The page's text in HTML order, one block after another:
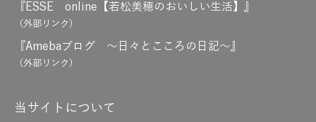
『ESSE online【若松美穂のおいしい生活】』
（外部リンク）
『Amebaブログ ～日々とこころの日記～』
（外部リンク）
当サイトについて